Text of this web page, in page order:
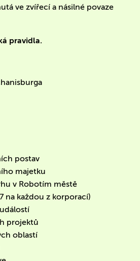
ve zvířecí a násilné povaze
pravidla.
postav
majetku
v Robotím městě
na každou z korporací)
projektů
oblastí